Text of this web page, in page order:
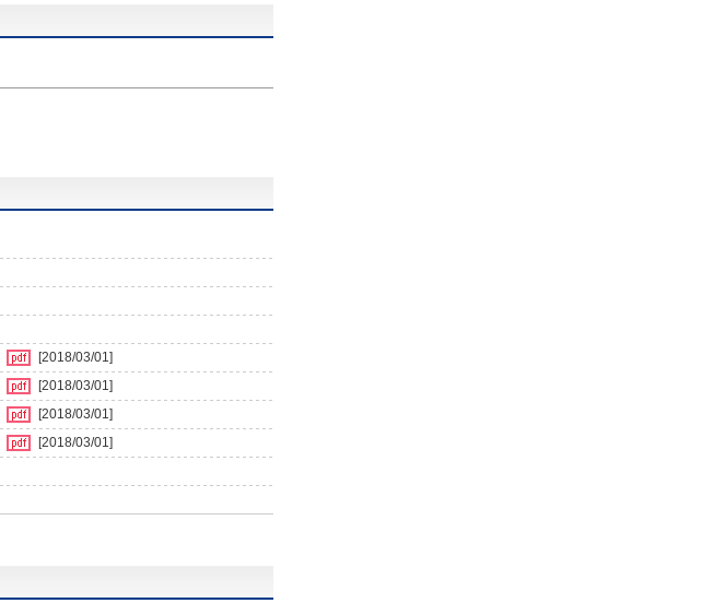
[2018/03/01]
[2018/03/01]
[2018/03/01]
[2018/03/01]